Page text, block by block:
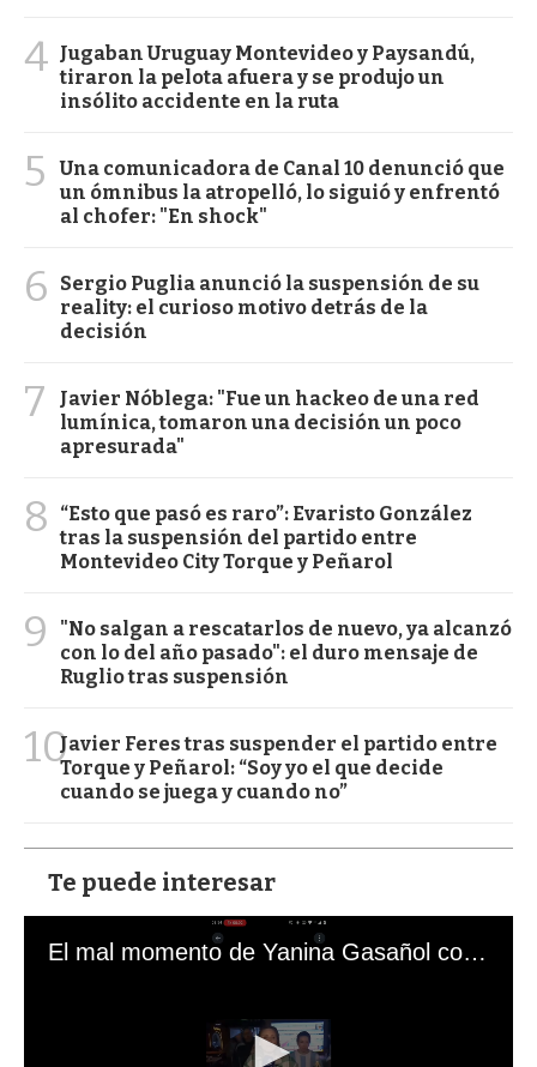
4 Jugaban Uruguay Montevideo y Paysandú,
tiraron la pelota afuera y se produjo un
insólito accidente en la ruta
5
Una comunicadora de Canal 10 denunció que
un ómnibus la atropelló, lo siguió y enfrentó
al chofer: "En shock"
6
Sergio Puglia anunció la suspensión de su
reality: el curioso motivo detrás de la
decisión
7
Javier Nóblega: "Fue un hackeo de una red
lumínica, tomaron una decisión un poco
apresurada"
8
“Esto que pasó es raro”: Evaristo González
tras la suspensión del partido entre
Montevideo City Torque y Peñarol
9
"No salgan a rescatarlos de nuevo, ya alcanzó
con lo del año pasado": el duro mensaje de
Ruglio tras suspensión
10Javier Feres tras suspender el partido entre
Torque y Peñarol: “Soy yo el que decide
cuando se juega y cuando no”
Te puede interesar
El mal momento de Yanina Gasañol con un hincha argentino en "Subrayado"